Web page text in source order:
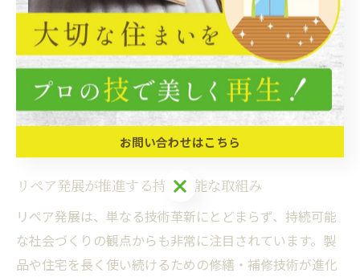
のキャリア形成において重要なポイントとなります。
未来志向のリペアがもたらす持
続的進化を探る
リペア発展が推進する持続可能な取組み
リペア発展は、単なる技術革新にとどまらず、持続可能
な社会づくりの観点からも非常に注目されています。製
品や住宅を長く使い続けるための修繕・補修技術が進化
お問い合わせはこちら